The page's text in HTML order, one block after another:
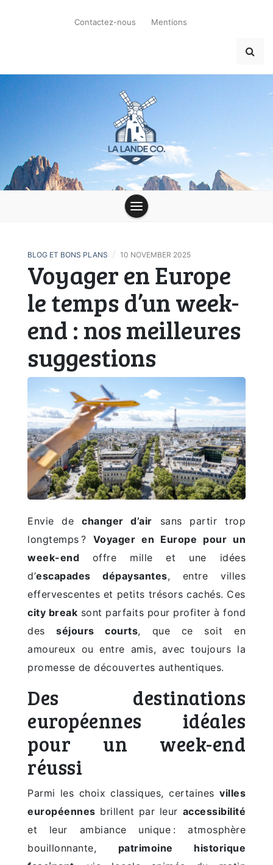
Contactez-nous Mentions
la-lande-du-
moulin.com
BLOG ET BONS PLANS / 10 NOVEMBER 2025
Voyager en Europe
le temps d’un week-
end : nos meilleures
suggestions
Envie de changer d’air sans partir trop
longtemps ? Voyager en Europe pour un
week-end offre mille et une idées
d’escapades dépaysantes, entre villes
effervescentes et petits trésors cachés. Ces
city break sont parfaits pour profiter à fond
desséjours courts, que ce soit en
amoureux ou entre amis, avec toujours la
promesse de découvertes authentiques.
Des destinations
européennes idéales
pour un week-end
réussi
Parmi les choix classiques, certaines villes
européennes brillent par leur accessibilité
et leur ambiance unique : atmosphère
bouillonnante, patrimoine historique